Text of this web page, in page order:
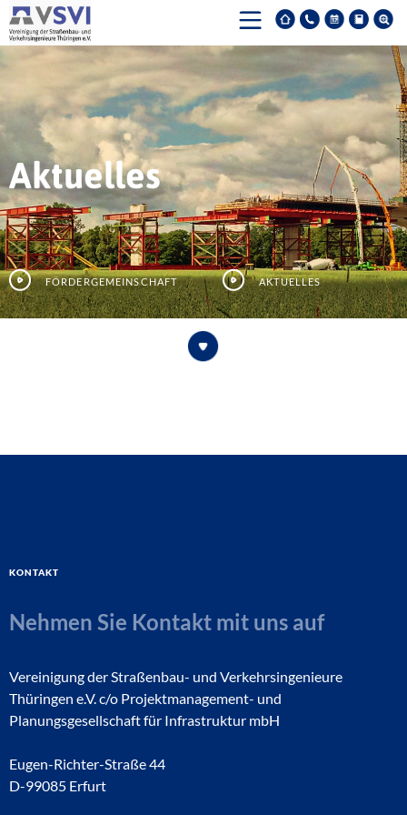
Aktuelles
Fördergemeinschaft Aktuelles
Kontakt
Nehmen Sie Kontakt mit uns auf
Vereinigung der Straßenbau- und Verkehrsingenieure
Thüringen e.V. c/o Projektmanagement- und
Planungsgesellschaft für Infrastruktur mbH
Eugen-Richter-Straße 44
D-99085 Erfurt